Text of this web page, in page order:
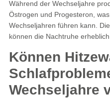
Während der Wechseljahre
Östrogen und Progesteron,
Wechseljahren führen kann.
können die Nachtruhe
Können
Wechseljahre